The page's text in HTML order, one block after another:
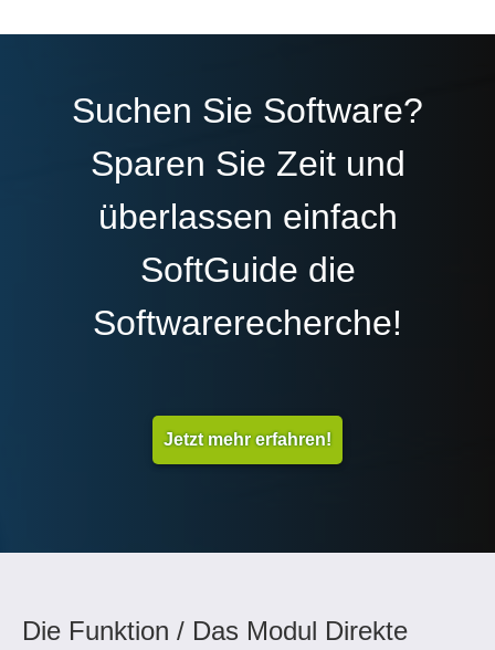
Suchen Sie Software?
Sparen Sie Zeit und
überlassen einfach
SoftGuide die
Softwarerecherche!
Jetzt mehr erfahren!
Die Funktion / Das Modul Direkte